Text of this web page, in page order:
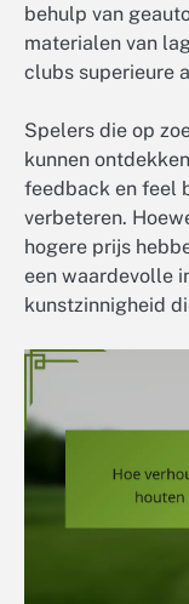
behulp van
materialen van
clubs superieure
Spelers die op
kunnen
feedback en feel
verbeteren.
hogere prijs
een waardevolle
kunstzinnigheid